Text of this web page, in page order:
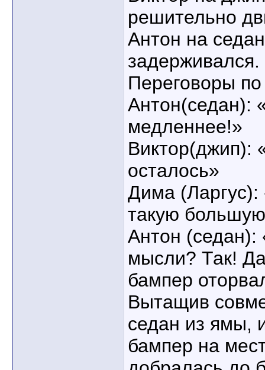
решительно
Антон на
задерживался.
Переговоры
Антон(седан):
медленнее!»
Виктор(джип):
осталось»
Дима (Ларгус):
такую
Антон
мысли? Так!
бампер
Вытащив
седан из ямы,
бампер на